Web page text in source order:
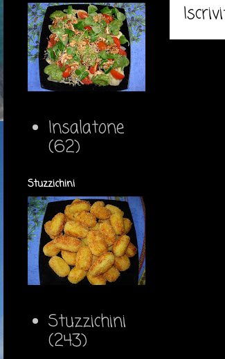
Insalatone
(62)
Stuzzichini
Stuzzichini
(243)